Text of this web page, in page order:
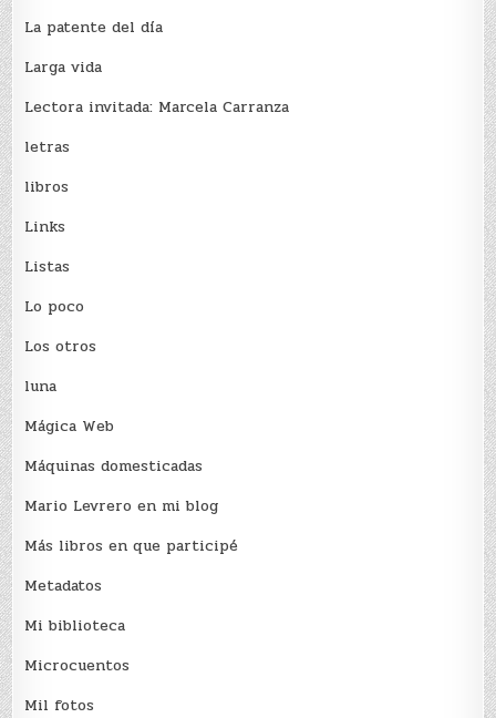
La patente del día
Larga vida
Lectora invitada: Marcela Carranza
letras
libros
Links
Listas
Lo poco
Los otros
luna
Mágica Web
Máquinas domesticadas
Mario Levrero en mi blog
Más libros en que participé
Metadatos
Mi biblioteca
Microcuentos
Mil fotos